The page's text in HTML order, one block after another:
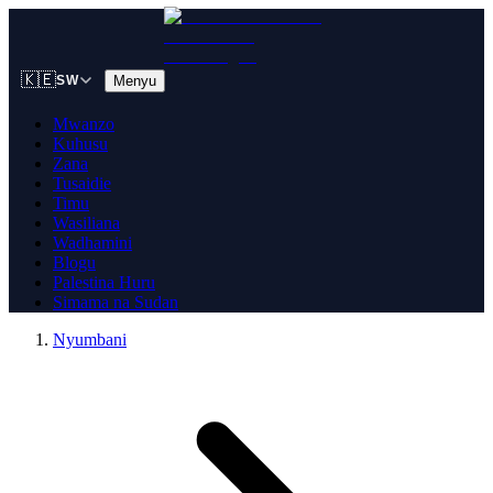
🇰🇪SW Menyu
Mwanzo
Kuhusu
Zana
Tusaidie
Timu
Wasiliana
Wadhamini
Blogu
Palestina Huru
Simama na Sudan
Nyumbani